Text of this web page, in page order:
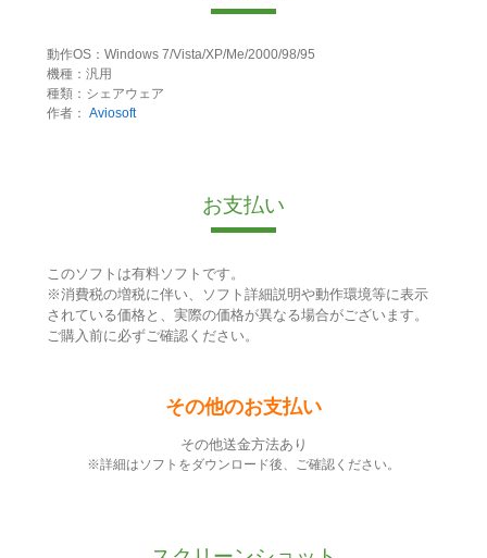
動作OS：Windows 7/Vista/XP/Me/2000/98/95
機種：汎用
種類：シェアウェア
作者： Aviosoft
お支払い
このソフトは有料ソフトです。
※消費税の増税に伴い、ソフト詳細説明や動作環境等に表示
されている価格と、実際の価格が異なる場合がございます。
ご購入前に必ずご確認ください。
その他のお支払い
その他送金方法あり
※詳細はソフトをダウンロード後、ご確認ください。